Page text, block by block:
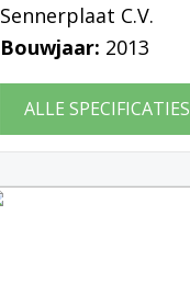
Sennerplaat C.V.
Bouwjaar: 2013
ALLE SPECIFICATIES